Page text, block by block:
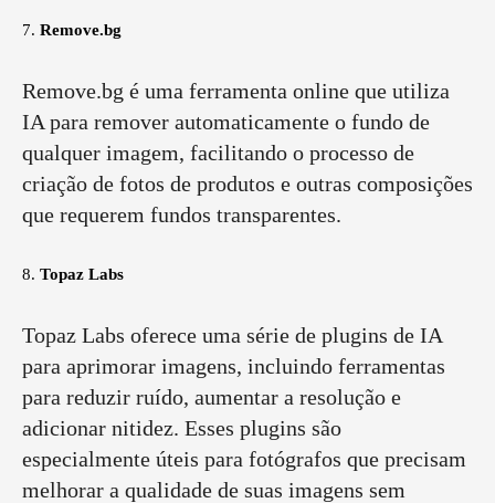
7. Remove.bg
Remove.bg é uma ferramenta online que utiliza
IA para remover automaticamente o fundo de
qualquer imagem, facilitando o processo de
criação de fotos de produtos e outras composições
que requerem fundos transparentes.
8. Topaz Labs
Topaz Labs oferece uma série de plugins de IA
para aprimorar imagens, incluindo ferramentas
para reduzir ruído, aumentar a resolução e
adicionar nitidez. Esses plugins são
especialmente úteis para fotógrafos que precisam
melhorar a qualidade de suas imagens sem